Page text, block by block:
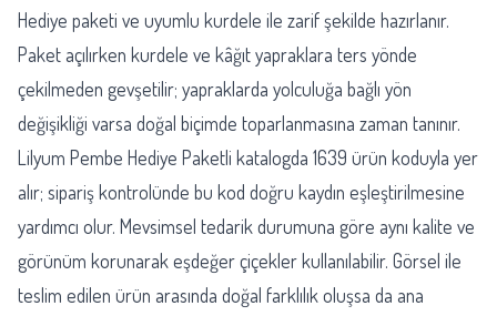
Hediye paketi ve uyumlu kurdele ile zarif şekilde hazırlanır.
Paket açılırken kurdele ve kâğıt yapraklara ters yönde
çekilmeden gevşetilir; yapraklarda yolculuğa bağlı yön
değişikliği varsa doğal biçimde toparlanmasına zaman tanınır.
Lilyum Pembe Hediye Paketli katalogda 1639 ürün koduyla yer
alır; sipariş kontrolünde bu kod doğru kaydın eşleştirilmesine
yardımcı olur. Mevsimsel tedarik durumuna göre aynı kalite ve
görünüm korunarak eşdeğer çiçekler kullanılabilir. Görsel ile
teslim edilen ürün arasında doğal farklılık oluşsa da ana